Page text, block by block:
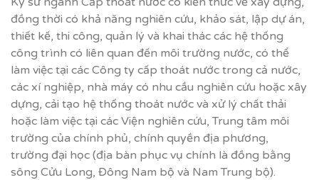
đồng thời có khả năng nghiên cứu, khảo sát, lập dự án,
thiết kế, thi công, quản lý và khai thác các hệ thống
công trình có liên quan đến môi trường nước, có thể
làm việc tại các Công ty cấp thoát nước trong cả nước,
các xí nghiệp, nhà máy có nhu cầu nghiên cứu hoặc xây
dựng, cải tạo hệ thống thoát nước và xử lý chất thải
hoặc làm việc tại các Viện nghiên cứu, Trung tâm môi
trường của chính phủ, chính quyền địa phương,
trường đại học (địa bàn phục vụ chính là đồng bằng
sông Cửu Long, Đông Nam bộ và Nam Trung bộ).